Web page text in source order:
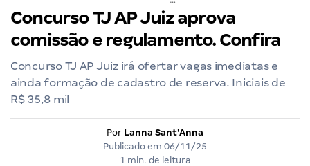
Concurso TJ AP Juiz aprova
comissão e regulamento. Confira
Concurso TJ AP Juiz irá ofertar vagas imediatas e
ainda formação de cadastro de reserva. Iniciais de
R$ 35,8 mil
Por Lanna Sant'Anna
Publicado em 06/11/25
1 min. de leitura